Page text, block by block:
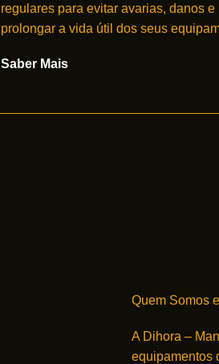
regulares para evitar avarias, danos e
prolongar a vida útil dos seus
Saber Mais
Quem Somos
A Dihora –
equipamentos